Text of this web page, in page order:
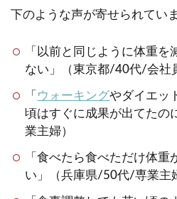
下のような声が寄せられていま
「以前と同じように体重
ない」（東京都/40代/会社
「 ウォーキングやダイエッ
頃はすぐに成果が出てた
業主婦）
「食べたら食べただけ体
い」（兵庫県/50代/専業主